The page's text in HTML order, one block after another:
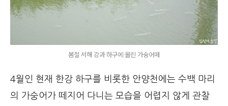
봄철 서해 강과 하구에 몰린 가숭어떼
4월인 현재 한강 하구를 비롯한 안양천에는 수백 마리
의 가숭어가 떼지어 다니는 모습을 어렵지 않게 관찰